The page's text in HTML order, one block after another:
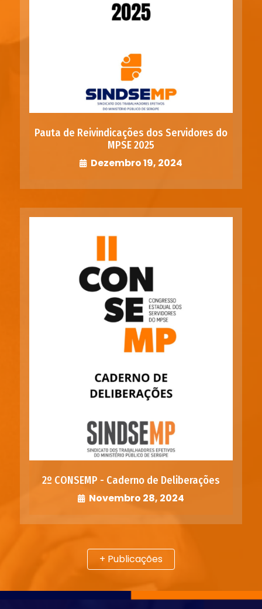
Pauta de Reivindicações dos Servidores do
MPSE 2025
Dezembro 19, 2024
2º CONSEMP - Caderno de Deliberações
Novembro 28, 2024
+ Publicações